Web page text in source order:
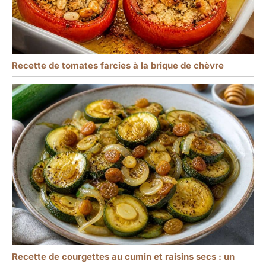
Recette de tomates farcies à la brique de chèvre
Recette de courgettes au cumin et raisins secs : un